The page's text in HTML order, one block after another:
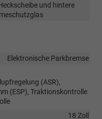
und hintere
Elektronische Parkbremse
(ASR),
(ESP), Traktionskontrolle
18 Zoll